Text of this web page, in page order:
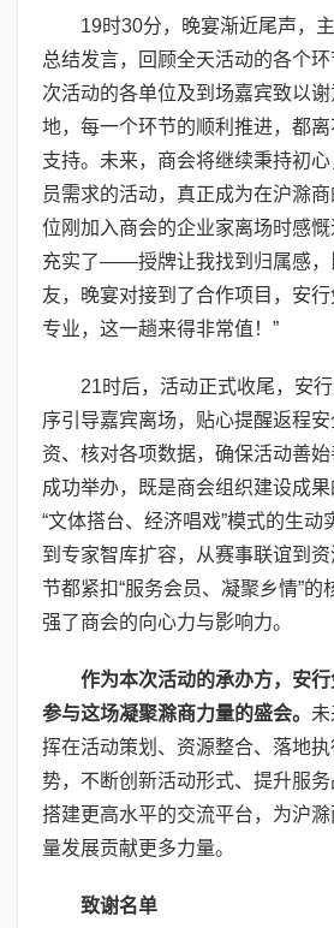
19时30分，晚宴渐近尾声，
总结发言，回顾全天活动的各个
次活动的各单位及到场嘉宾致以
地，每一个环节的顺利推进，都
支持。未来，商会将继续秉持初
员需求的活动，真正成为在沪滁商
位刚加入商会的企业家离场时感慨
充实了——授牌让我找到归属感，
友，晚宴对接到了合作项目，安
专业，这一趟来得非常值！”
21时后，活动正式收尾，安
序引导嘉宾离场，贴心提醒返程
资、核对各项数据，确保活动善
成功举办，既是商会组织建设成
“文体搭台、经济唱戏”模式的生动
到专家智库扩容，从赛事联谊到
节都紧扣“服务会员、凝聚乡情”的
强了商会的向心力与影响力。
作为本次活动的承办方，安
参与这场凝聚滁商力量的盛会。
挥在活动策划、资源整合、落地
势，不断创新活动形式、提升服
搭建更高水平的交流平台，为沪
量发展贡献更多力量。
致谢名单